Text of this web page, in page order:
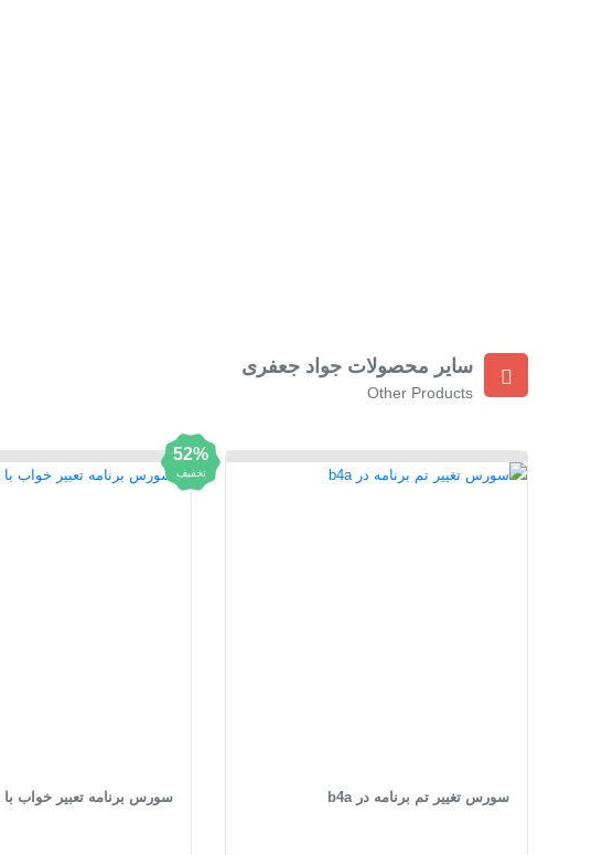
سایر محصولات جواد جعفری
Other Products
سورس تغییر تم برنامه در b4a
52%
تخفیف
سورس برنامه تعبیر خواب با b4a